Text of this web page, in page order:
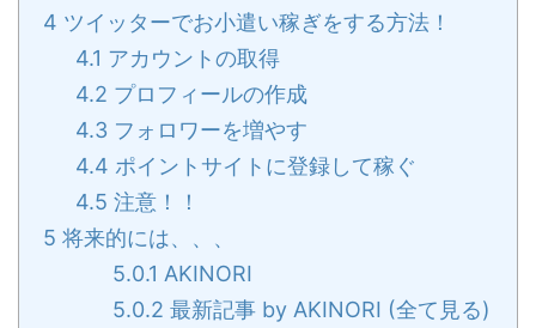
4 ツイッターでお小遣い稼ぎをする方法！
4.1 アカウントの取得
4.2 プロフィールの作成
4.3 フォロワーを増やす
4.4 ポイントサイトに登録して稼ぐ
4.5 注意！！
5 将来的には、、、
5.0.1 AKINORI
5.0.2 最新記事 by AKINORI (全て見る)